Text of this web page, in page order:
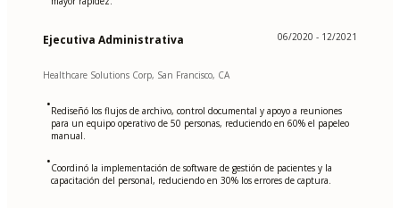
Ejecutiva Administrativa 06/2020 - 12/2021
Healthcare Solutions Corp, San Francisco, CA
•Rediseñó los flujos de archivo, control documental y apoyo a reuniones
para un equipo operativo de 50 personas, reduciendo en 60% el papeleo
manual.
•Coordinó la implementación de software de gestión de pacientes y la
capacitación del personal, reduciendo en 30% los errores de captura.